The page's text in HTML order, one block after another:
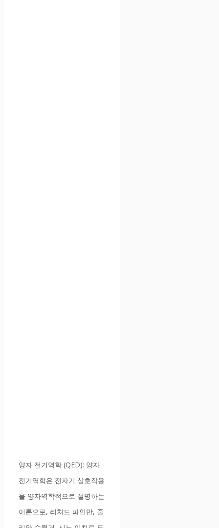
양자 전기역학 (QED): 양자
전기역학은 전자기 상호작용
을 양자역학적으로 설명하는
이론으로, 리처드 파인만, 줄